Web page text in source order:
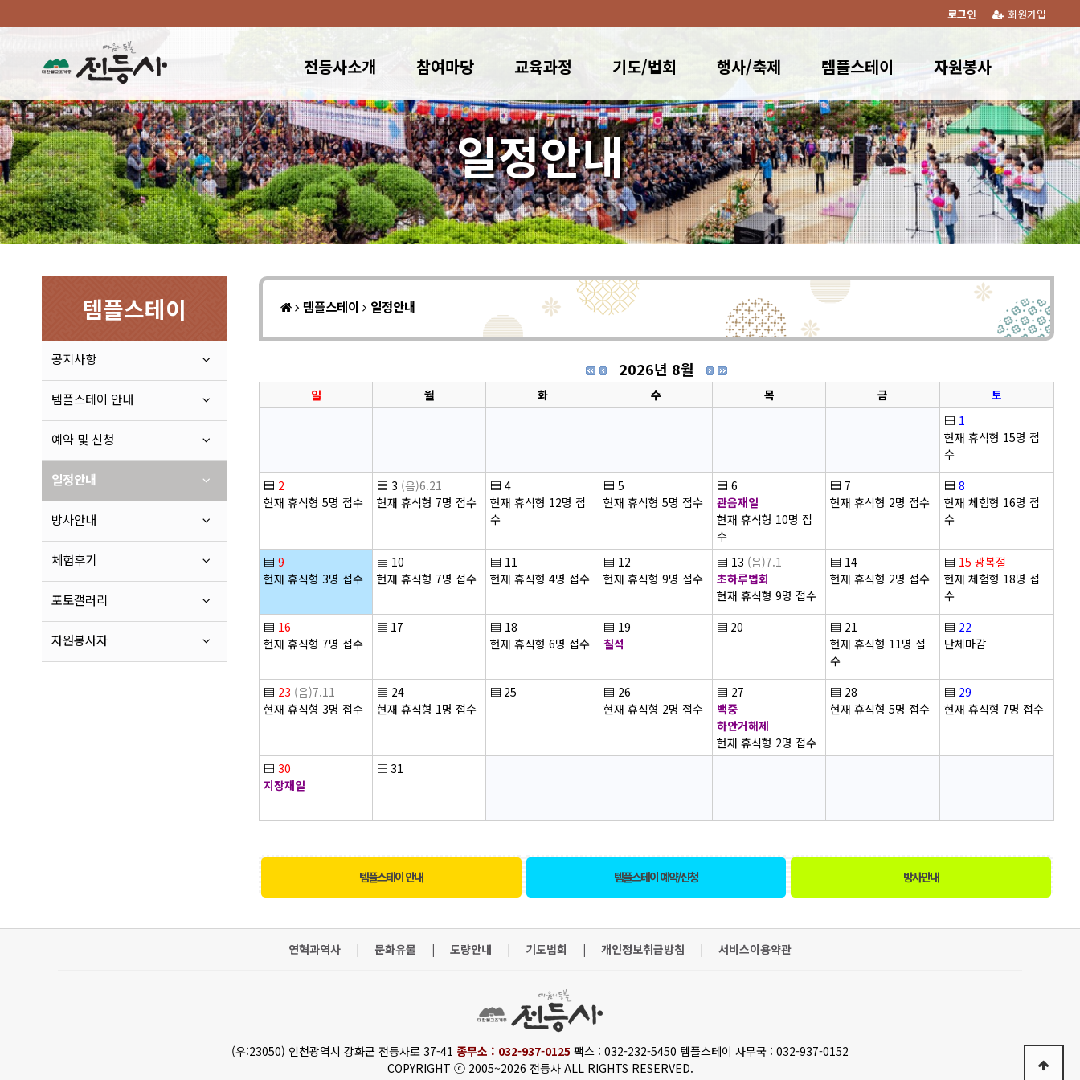
회원가입
로그인
전등사소개 참여마당 교육과정 기도/법회 행사/축제 템플스테이 자원봉사
일정안내
템플스테이
공지사항
템플스테이 안내
예약 및 신청
일정안내
방사안내
체험후기
포토갤러리
자원봉사자
템플스테이 일정안내
2026년 8월
일 월 화 수 목 금
토
▤ 1
현재 휴식형 15명 접
수
▤ 2
현재 휴식형 5명 접수
▤ 3 (음)6.21
현재 휴식형 7명 접수
▤ 4
현재 휴식형 12명 접
수
▤ 5
현재 휴식형 5명 접수
▤ 6
관음재일
현재 휴식형 10명 접
수
▤ 7
현재 휴식형 2명 접수
▤ 8
현재 체험형 16명 접
수
▤ 9
현재 휴식형 3명 접수
▤ 10
현재 휴식형 7명 접수
▤ 11
현재 휴식형 4명 접수
▤ 12
현재 휴식형 9명 접수
▤ 13 (음)7.1
초하루법회
현재 휴식형 9명 접수
▤ 14
현재 휴식형 2명 접수
▤ 15 광복절
현재 체험형 18명 접
수
▤ 16
현재 휴식형 7명 접수
▤ 17 ▤ 18
현재 휴식형 6명 접수
▤ 19
칠석
▤ 20 ▤ 21
현재 휴식형 11명 접
수
▤ 22
단체마감
▤ 23 (음)7.11
현재 휴식형 3명 접수
▤ 24
현재 휴식형 1명 접수
▤ 25 ▤ 26
현재 휴식형 2명 접수
▤ 27
백중
하안거해제
현재 휴식형 2명 접수
▤ 28
현재 휴식형 5명 접수
▤ 29
현재 휴식형 7명 접수
▤ 30
지장재일
▤ 31
템플스테이 안내 템플스테이 예약/신청 방사안내
연혁과역사 | 문화유물 | 도량안내 | 기도법회 | 개인정보취급방침 | 서비스이용약관
(우:23050) 인천광역시 강화군 전등사로 37-41 종무소 : 032-937-0125 팩스 : 032-232-5450 템플스테이 사무국 : 032-937-0152
COPYRIGHT ⓒ 2005~2026 전등사 ALL RIGHTS RESERVED.